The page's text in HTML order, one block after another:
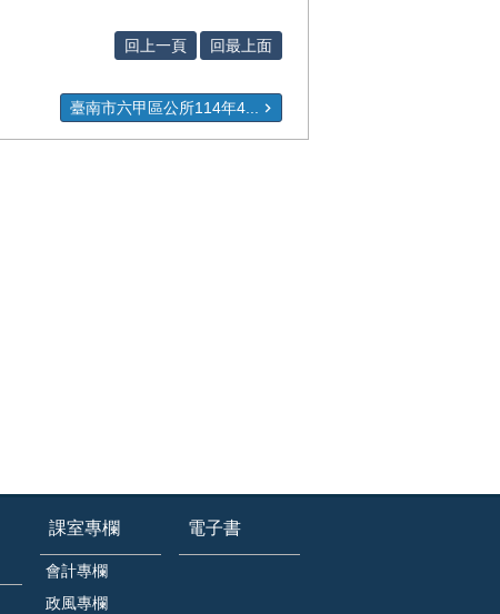
回上一頁 回最上面
臺南市六甲區公所114年4...
課室專欄
會計專欄
政風專欄
電子書